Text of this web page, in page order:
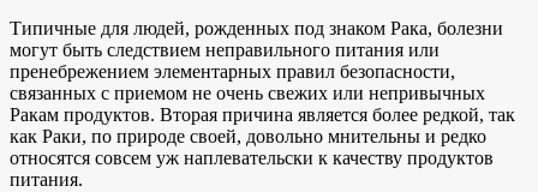
Типичные для людей, рожденных под знаком Рака, болезни
могут быть следствием неправильного питания или
пренебрежением элементарных правил безопасности,
связанных с приемом не очень свежих или непривычных
Ракам продуктов. Вторая причина является более редкой, так
как Раки, по природе своей, довольно мнительны и редко
относятся совсем уж наплевательски к качеству продуктов
питания.